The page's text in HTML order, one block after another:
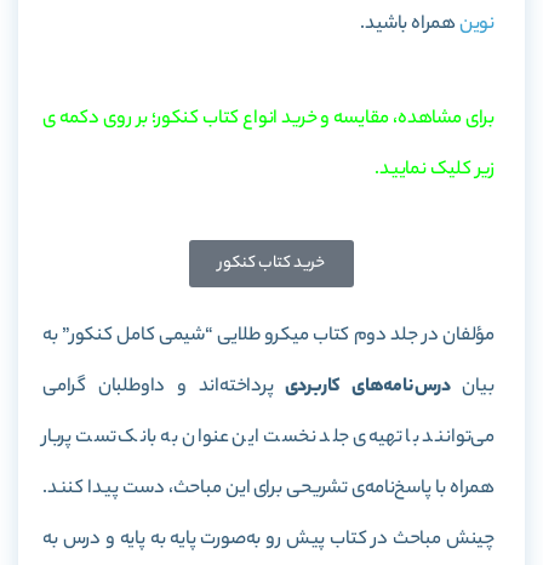
نوینهمراه باشید.
برای مشاهده، مقایسه و خرید انواع کتاب کنکور؛ بر روی دکمه ی
زیر کلیک نمایید.
خرید کتاب کنکور
مؤلفان در جلد دوم کتاب میکرو طلایی “شیمی کامل کنکور” به
بیاندرس‌نامه‌های کاربردی پرداخته‌اند و داوطلبان گرامی
می‌توانند با تهیه‌ی جلد نخست این عنوان به بانک تست پربار
همراه با پاسخ‌نامه‌ی تشریحی برای این مباحث، دست پیدا کنند.
چینش مباحث در کتاب پیش رو به‌صورت پایه به پایه و درس به